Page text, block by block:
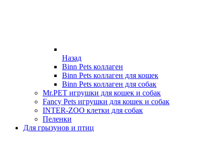
Назад
Binn Pets коллаген
Binn Pets коллаген для кошек
Binn Pets коллаген для собак
Mr.PET игрушки для кошек и собак
Fancy Pets игрушки для кошек и собак
INTER-ZOO клетки для собак
Пеленки
Для грызунов и птиц